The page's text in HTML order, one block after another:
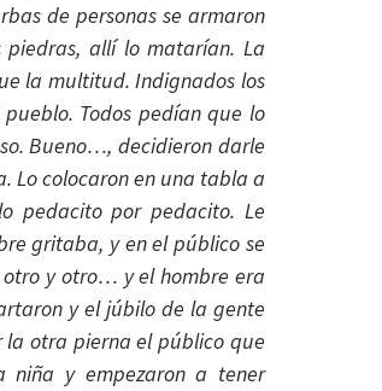
de personas se armaron
allí lo matarían. La
la multitud. Indignados los
Todos pedían que lo
Bueno…, decidieron darle
Lo colocaron en una tabla a
pedacito por pedacito. Le
gritaba, y en el público se
y otro… y el hombre era
y el júbilo de la gente
la otra pierna el público que
y empezaron a tener